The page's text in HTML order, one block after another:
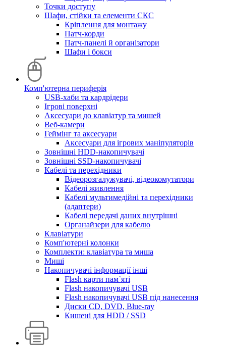
Точки доступу
Шафи, стійки та елементи СКС
Кріплення для монтажу
Патч-корди
Патч-панелі й організатори
Шафи і бокси
Комп'ютерна периферія
USB-хаби та кардрідери
Ігрові поверхні
Аксесуари до клавіатур та мишей
Веб-камери
Геймінг та аксесуари
Аксесуари для ігрових маніпуляторів
Зовнішні HDD-накопичувачі
Зовнішні SSD-накопичувачі
Кабелі та перехідники
Відеорозгалужувачі, відеокомутатори
Кабелі живлення
Кабелі мультимедійні та перехідники
(адаптери)
Кабелі передачі даних внутрішні
Органайзери для кабелю
Клавіатури
Комп'ютерні колонки
Комплекти: клавіатура та миша
Миші
Накопичувачі інформації інші
Flash карти пам`яті
Flash накопичувачі USB
Flash накопичувачі USB під нанесення
Диски CD, DVD, Blue-ray
Кишені для HDD / SSD